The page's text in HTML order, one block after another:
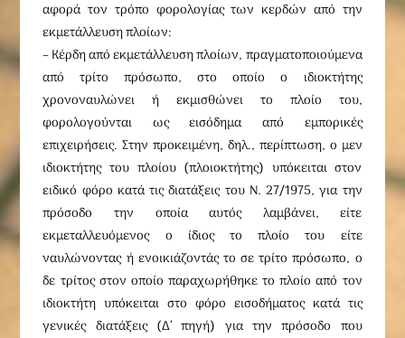
αφορά τον τρόπο φορολογίας των κερδών από την
εκμετάλλευση πλοίων:
– Kέρδη από εκμετάλλευση πλοίων, πραγματοποιούμενα
από τρίτο πρόσωπο, στο οποίο ο ιδιοκτήτης
χρονοναυλώνει ή εκμισθώνει το πλοίο του,
φορολογούνται ως εισόδημα από εμπορικές
επιχειρήσεις. Στην προκειμένη, δηλ., περίπτωση, ο μεν
ιδιοκτήτης του πλοίου (πλοιοκτήτης) υπόκειται στον
ειδικό φόρο κατά τις διατάξεις του Ν. 27/1975, για την
πρόσοδο την οποία αυτός λαμβάνει, είτε
εκμεταλλευόμενος ο ίδιος το πλοίο του είτε
ναυλώνοντας ή ενοικιάζοντάς το σε τρίτο πρόσωπο, ο
δε τρίτος στον οποίο παραχωρήθηκε το πλοίο από τον
ιδιοκτήτη υπόκειται στο φόρο εισοδήματος κατά τις
γενικές διατάξεις (Δ’ πηγή) για την πρόσοδο που